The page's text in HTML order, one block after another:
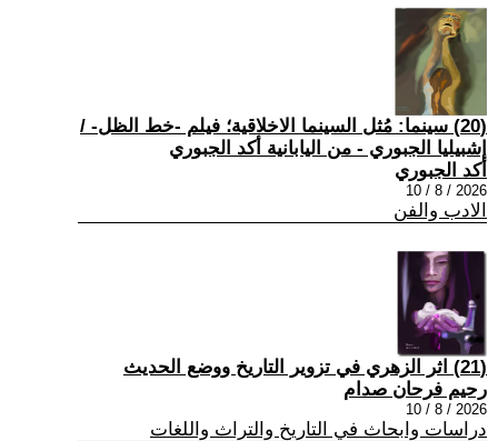
(20) سينما: مُثل السينما الاخلاقية؛ فيلم -خط الظل- /
إشبيليا الجبوري - من اليابانية أكد الجبوري
أكد الجبوري
2026 / 8 / 10
الادب والفن
(21) اثر الزهري في تزوير التاريخ ووضع الحديث
رحيم فرحان صدام
2026 / 8 / 10
دراسات وابحاث في التاريخ والتراث واللغات